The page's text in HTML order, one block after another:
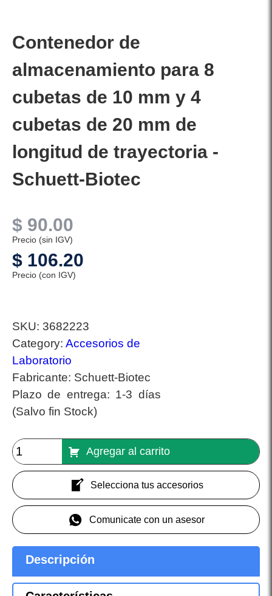
Contenedor de
almacenamiento para 8
cubetas de 10 mm y 4
cubetas de 20 mm de
longitud de trayectoria -
Schuett-Biotec
$ 90.00
Precio (sin IGV)
$ 106.20
Precio (con IGV)
SKU: 3682223
Category: Accesorios de
Laboratorio
Fabricante: Schuett-Biotec
Plazo de entrega: 1-3 días
(Salvo fin Stock)
Agregar al carrito
Selecciona tus accesorios
Comunicate con un asesor
Descripción